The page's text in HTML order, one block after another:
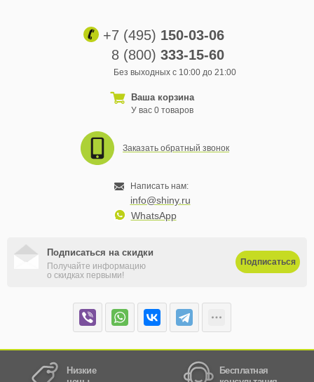
+7 (495) 150-03-06
8 (800) 333-15-60
Без выходных с 10:00 до 21:00
Ваша корзина
У вас 0 товаров
Заказать обратный звонок
Написать нам:
info@shiny.ru
WhatsApp
Подписаться на скидки
Получайте информацию
о скидках первыми!
Подписаться
Низкие
Бесплатная